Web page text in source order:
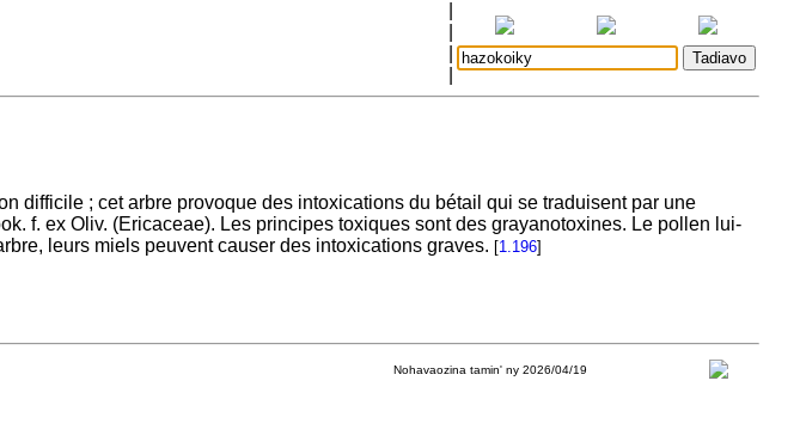
difficile ; cet arbre provoque des intoxications du bétail qui se traduisent par une
f. ex Oliv. (Ericaceae). Les principes toxiques sont des grayanotoxines. Le pollen lui-
leurs miels peuvent causer des intoxications graves. [1.196]
Nohavaozina tamin' ny 2026/04/19